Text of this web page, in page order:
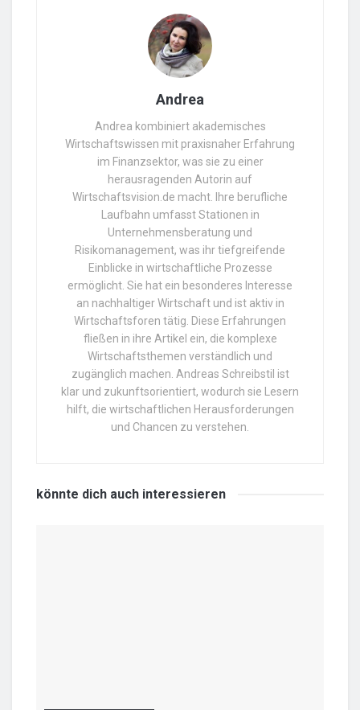
Andrea
Andrea kombiniert akademisches
Wirtschaftswissen mit praxisnaher Erfahrung
im Finanzsektor, was sie zu einer
herausragenden Autorin auf
Wirtschaftsvision.de macht. Ihre berufliche
Laufbahn umfasst Stationen in
Unternehmensberatung und
Risikomanagement, was ihr tiefgreifende
Einblicke in wirtschaftliche Prozesse
ermöglicht. Sie hat ein besonderes Interesse
an nachhaltiger Wirtschaft und ist aktiv in
Wirtschaftsforen tätig. Diese Erfahrungen
fließen in ihre Artikel ein, die komplexe
Wirtschaftsthemen verständlich und
zugänglich machen. Andreas Schreibstil ist
klar und zukunftsorientiert, wodurch sie Lesern
hilft, die wirtschaftlichen Herausforderungen
und Chancen zu verstehen.
könnte dich auch interessieren